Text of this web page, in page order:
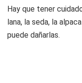
Hay que tener
lana, la seda, la
puede dañarlas.